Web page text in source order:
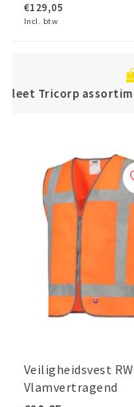
€129,05
Incl. btw
Veiligheidsvest
Vlamvertragend